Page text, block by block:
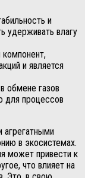
и
удерживать влагу
и является
обмене газов
для процессов
в экосистемах.
может привести к
что влияет на